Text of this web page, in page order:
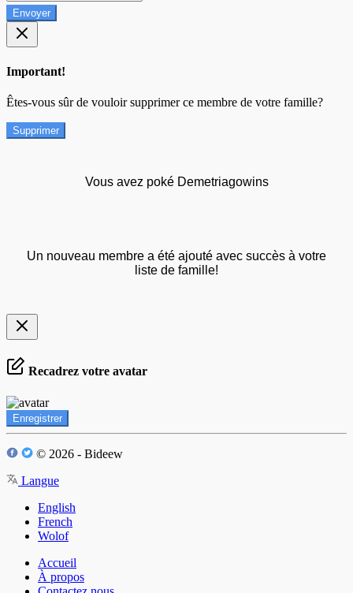
Envoyer
Important!
Êtes-vous sûr de vouloir supprimer ce membre de votre famille?
Supprimer
Vous avez poké Demetriagowins
Un nouveau membre a été ajouté avec succès à votre
liste de famille!
Recadrez votre avatar
Enregistrer
© 2026 - Bideew
Langue
English
French
Wolof
Accueil
À propos